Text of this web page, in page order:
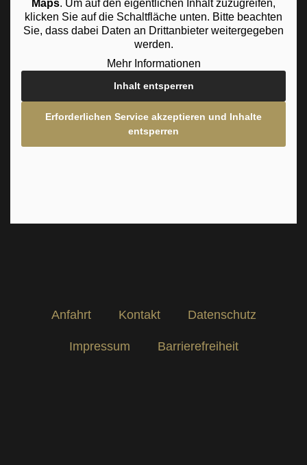
Maps. Um auf den eigentlichen Inhalt zuzugreifen,
klicken Sie auf die Schaltfläche unten. Bitte beachten
Sie, dass dabei Daten an Drittanbieter weitergegeben
werden.
Mehr Informationen
Inhalt entsperren
Erforderlichen Service akzeptieren und Inhalte
entsperren
Anfahrt Kontakt Datenschutz
Impressum Barrierefreiheit